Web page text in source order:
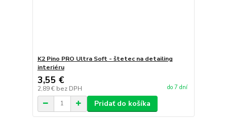
K2 Pino PRO Ultra Soft - štetec na detailing
interiéru
3,55 €
2,89 € bez DPH do 7 dní
Pridať do košíka